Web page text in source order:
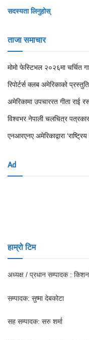
सदस्यता लिनुहोस्
ताजा समाचार
मोमो फेस्टिभल २०२६मा चर्चित
रिपोर्टर्स क्लब अमेरिकाको
अमेरिकामा उपचाररत गीता राई
विश्वभर नेपाली चलचित्र
एनआरएनए अमेरिकाद्वारा
Ad
हाम्रो टिम
अध्यक्ष / प्रधान सम्पादक : किशन
सम्पादक: सुष्मा देबकोटा
सह सम्पादक: सरु शर्मा